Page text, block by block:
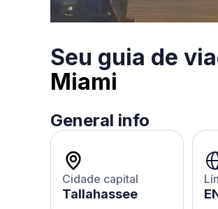
Seu guia de
Miami
General info
Cidade capital
Tallahassee